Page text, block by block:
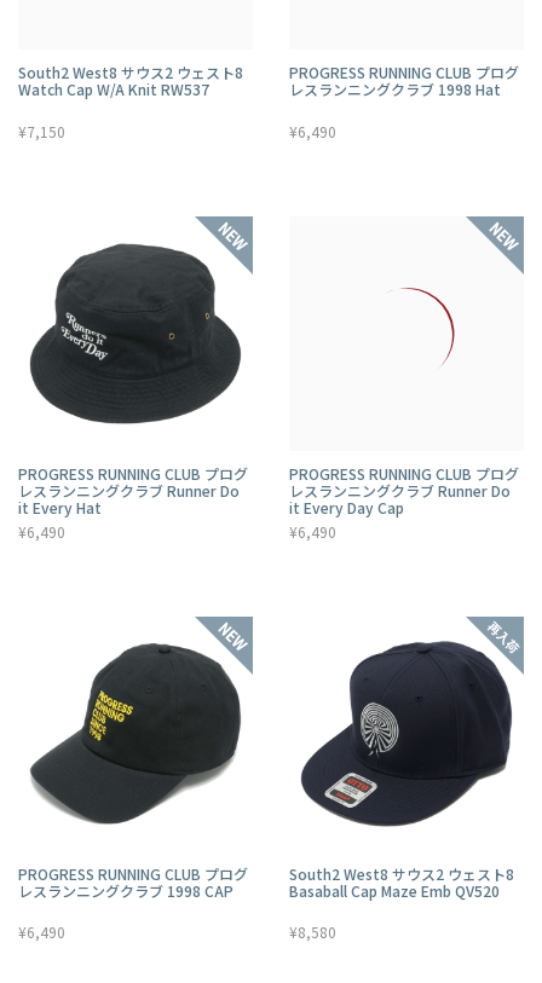
South2 West8 サウス2 ウェスト8
Watch Cap W/A Knit RW537
¥7,150
PROGRESS RUNNING CLUB プログ
レスランニングクラブ 1998 Hat
¥6,490
PROGRESS RUNNING CLUB プログ
レスランニングクラブ Runner Do
it Every Hat
¥6,490
PROGRESS RUNNING CLUB プログ
レスランニングクラブ Runner Do
it Every Day Cap
¥6,490
PROGRESS RUNNING CLUB プログ
レスランニングクラブ 1998 CAP
¥6,490
South2 West8 サウス2 ウェスト8
Basaball Cap Maze Emb QV520
¥8,580